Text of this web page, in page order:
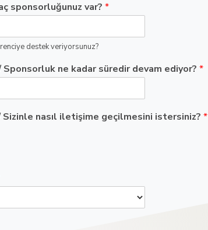
sponsorluğunuz var? *
destek veriyorsunuz?
ne kadar süredir devam ediyor? *
nasıl iletişime geçilmesini istersiniz? *